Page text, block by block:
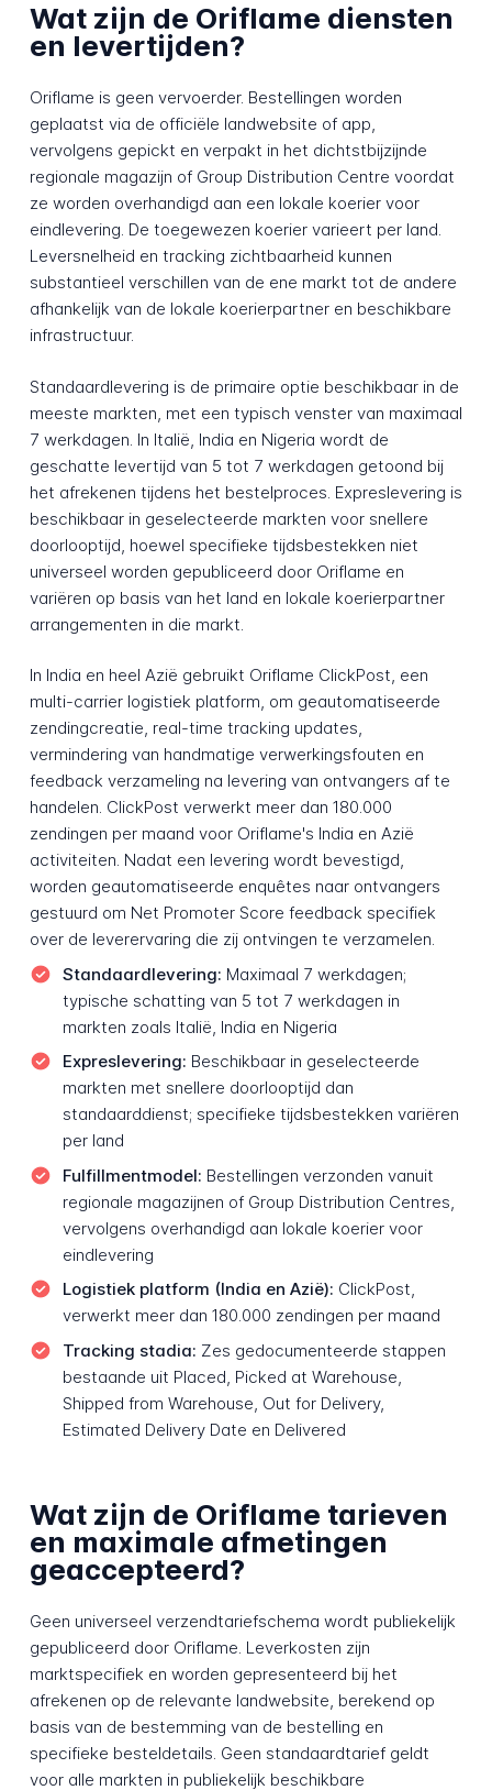
Wat zijn de Oriflame diensten
en levertijden?
Oriflame is geen vervoerder. Bestellingen worden
geplaatst via de officiële landwebsite of app,
vervolgens gepickt en verpakt in het dichtstbijzijnde
regionale magazijn of Group Distribution Centre voordat
ze worden overhandigd aan een lokale koerier voor
eindlevering. De toegewezen koerier varieert per land.
Leversnelheid en tracking zichtbaarheid kunnen
substantieel verschillen van de ene markt tot de andere
afhankelijk van de lokale koerierpartner en beschikbare
infrastructuur.
Standaardlevering is de primaire optie beschikbaar in de
meeste markten, met een typisch venster van maximaal
7 werkdagen. In Italië, India en Nigeria wordt de
geschatte levertijd van 5 tot 7 werkdagen getoond bij
het afrekenen tijdens het bestelproces. Expreslevering is
beschikbaar in geselecteerde markten voor snellere
doorlooptijd, hoewel specifieke tijdsbestekken niet
universeel worden gepubliceerd door Oriflame en
variëren op basis van het land en lokale koerierpartner
arrangementen in die markt.
In India en heel Azië gebruikt Oriflame ClickPost, een
multi-carrier logistiek platform, om geautomatiseerde
zendingcreatie, real-time tracking updates,
vermindering van handmatige verwerkingsfouten en
feedback verzameling na levering van ontvangers af te
handelen. ClickPost verwerkt meer dan 180.000
zendingen per maand voor Oriflame's India en Azië
activiteiten. Nadat een levering wordt bevestigd,
worden geautomatiseerde enquêtes naar ontvangers
gestuurd om Net Promoter Score feedback specifiek
over de leverervaring die zij ontvingen te verzamelen.
Standaardlevering: Maximaal 7 werkdagen;
typische schatting van 5 tot 7 werkdagen in
markten zoals Italië, India en Nigeria
Expreslevering: Beschikbaar in geselecteerde
markten met snellere doorlooptijd dan
standaarddienst; specifieke tijdsbestekken variëren
per land
Fulfillmentmodel: Bestellingen verzonden vanuit
regionale magazijnen of Group Distribution Centres,
vervolgens overhandigd aan lokale koerier voor
eindlevering
Logistiek platform (India en Azië): ClickPost,
verwerkt meer dan 180.000 zendingen per maand
Tracking stadia: Zes gedocumenteerde stappen
bestaande uit Placed, Picked at Warehouse,
Shipped from Warehouse, Out for Delivery,
Estimated Delivery Date en Delivered
Wat zijn de Oriflame tarieven
en maximale afmetingen
geaccepteerd?
Geen universeel verzendtariefschema wordt publiekelijk
gepubliceerd door Oriflame. Leverkosten zijn
marktspecifiek en worden gepresenteerd bij het
afrekenen op de relevante landwebsite, berekend op
basis van de bestemming van de bestelling en
specifieke besteldetails. Geen standaardtarief geldt
voor alle markten in publiekelijk beschikbare